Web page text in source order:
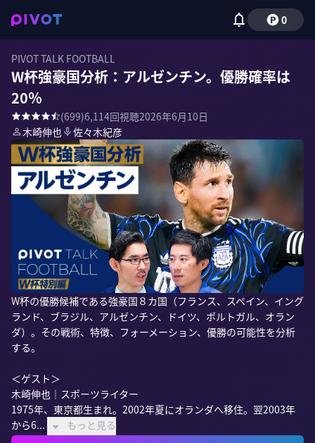
0
PIVOT TALK FOOTBALL
W杯強豪国分析：アルゼンチン。優勝確率は
20％
(699)6,114回視聴2026年6月10日
木崎伸也
佐々木紀彦
W杯の優勝候補である強豪国８カ国（フランス、スペイン、イング
ランド、ブラジル、アルゼンチン、ドイツ、ポルトガル、オラン
ダ）。その戦術、特徴、フォーメーション、優勝の可能性を分析
する。
＜ゲスト＞
木崎伸也｜スポーツライター
1975年、東京都生まれ。2002年夏にオランダへ移住。翌2003年
から6...
もっと見る